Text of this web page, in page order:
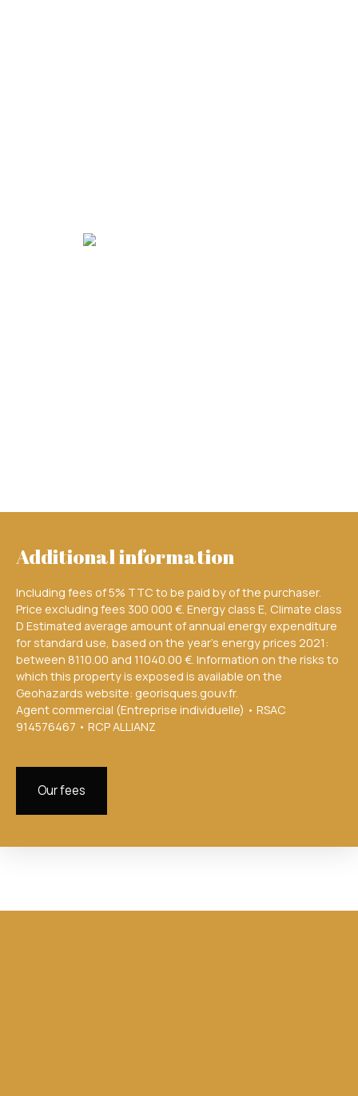
Additional information
Including fees of 5% TTC to be paid by of the purchaser.
Price excluding fees 300 000 €. Energy class E, Climate class
D Estimated average amount of annual energy expenditure
for standard use, based on the year's energy prices 2021:
between 8110.00 and 11040.00 €. Information on the risks to
which this property is exposed is available on the
Geohazards website: georisques.gouv.fr.
Agent commercial (Entreprise individuelle) • RSAC
914576467 • RCP ALLIANZ
Our fees